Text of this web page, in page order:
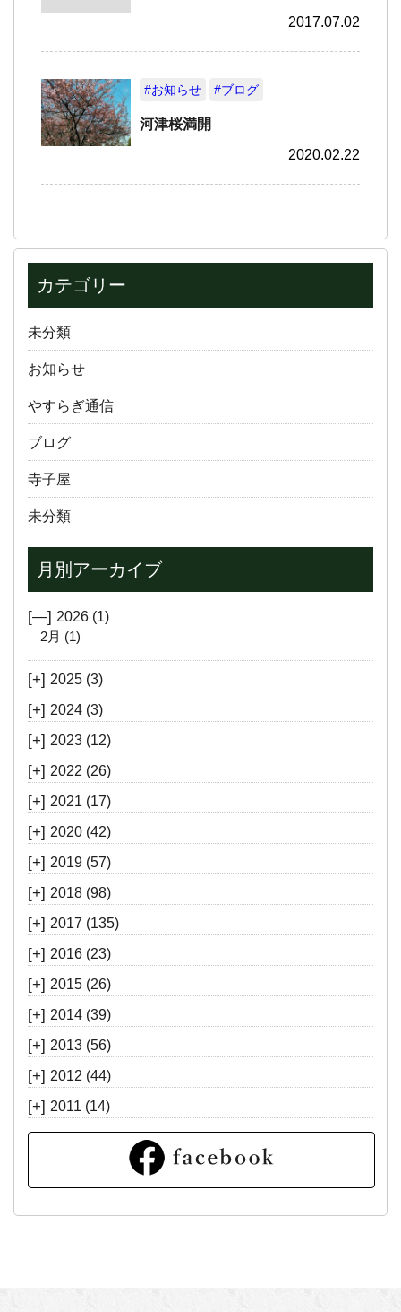
2017.07.02
#お知らせ #ブログ
河津桜満開
2020.02.22
カテゴリー
未分類
お知らせ
やすらぎ通信
ブログ
寺子屋
未分類
月別アーカイブ
[—] 2026 (1)
2月 (1)
[+] 2025 (3)
[+] 2024 (3)
[+] 2023 (12)
[+] 2022 (26)
[+] 2021 (17)
[+] 2020 (42)
[+] 2019 (57)
[+] 2018 (98)
[+] 2017 (135)
[+] 2016 (23)
[+] 2015 (26)
[+] 2014 (39)
[+] 2013 (56)
[+] 2012 (44)
[+] 2011 (14)